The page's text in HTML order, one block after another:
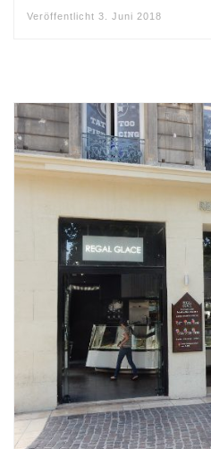
Veröffentlicht 3. Juni 2018